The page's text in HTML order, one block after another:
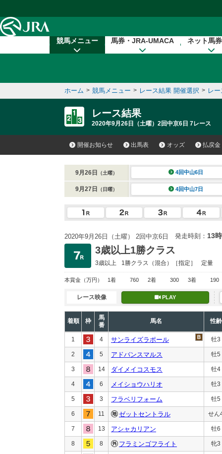
競馬メニュー 馬券・JRA-UMACA ネット馬
ホーム > 競馬メニュー > レース結果 開催選択 > レ
レース結果
2020年9月26日（土曜）2回中京6日 7レース
開催お知らせ 出馬表 オッズ 払戻金
9月26日 （土曜） 4回中山6日
9月27日 （日曜） 4回中山7日
2020年9月26日（土曜） 2回中京6日 発走時刻： 13
3歳以上1勝クラス
3歳以上 1勝クラス （混合）［指定］ 定量
本賞金 （万円） 1着 760 2着 300 3着 190
レース映像 PLAY
着順 枠
馬
番
馬名 性齢
1 4 サンライズラポール 牡3
2 5 アドバンスマルス 牡5
3 14 ダイメイコスモス 牡4
4 6 メイショウハリオ 牡3
5 3 フラベリフォーム 牡5
6 11 ゼットセントラル せん
7 13 アシャカリアン 牡6
8 8 フラミンゴフライト 牝3